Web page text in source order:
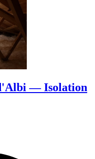
— Isolation